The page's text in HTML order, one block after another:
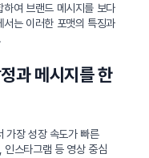
하여 브랜드 메시지를 보다
는 이러한 포맷의 특징과
과 메시지를 한
가장 성장 속도가 빠른
스타그램 등 영상 중심